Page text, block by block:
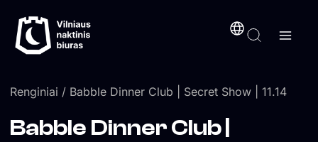
prie
turinio
Renginiai / Babble Dinner Club | Secret Show | 11.14
Babble Dinner Club |